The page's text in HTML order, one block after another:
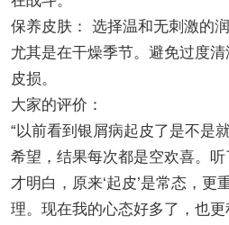
保养皮肤： 选择温和无刺激的
尤其是在干燥季节。避免过度
皮损。
大家的评价：
“以前看到银屑病起皮了是不是
希望，结果每次都是空欢喜。
才明白，原来‘起皮’是常态，更
理。现在我的心态好多了，也